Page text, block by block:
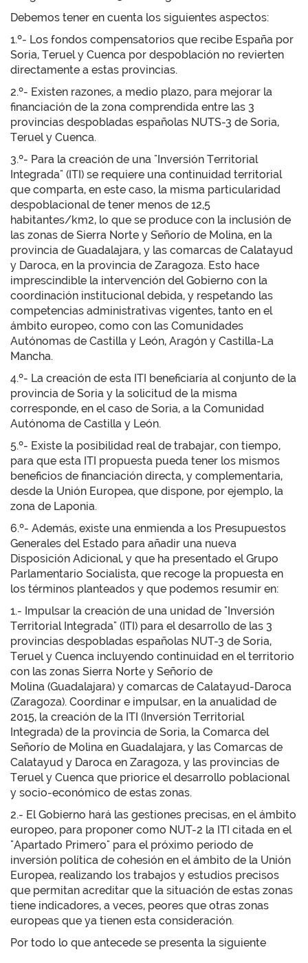
Debemos tener en cuenta los siguientes aspectos:
1.º- Los fondos compensatorios que recibe España por
Soria, Teruel y Cuenca por despoblación no revierten
directamente a estas provincias.
2.º- Existen razones, a medio plazo, para mejorar la
financiación de la zona comprendida entre las 3
provincias despobladas españolas NUTS-3 de Soria,
Teruel y Cuenca.
3.º- Para la creación de una "Inversión Territorial
Integrada" (ITI) se requiere una continuidad territorial
que comparta, en este caso, la misma particularidad
despoblacional de tener menos de 12,5
habitantes/km2, lo que se produce con la inclusión de
las zonas de Sierra Norte y Señorío de Molina, en la
provincia de Guadalajara, y las comarcas de Calatayud
y Daroca, en la provincia de Zaragoza. Esto hace
imprescindible la intervención del Gobierno con la
coordinación institucional debida, y respetando las
competencias administrativas vigentes, tanto en el
ámbito europeo, como con las Comunidades
Autónomas de Castilla y León, Aragón y Castilla-La
Mancha.
4.º- La creación de esta ITI beneficiaría al conjunto de la
provincia de Soria y la solicitud de la misma
corresponde, en el caso de Soria, a la Comunidad
Autónoma de Castilla y León.
5.º- Existe la posibilidad real de trabajar, con tiempo,
para que esta ITI propuesta pueda tener los mismos
beneficios de financiación directa, y complementaria,
desde la Unión Europea, que dispone, por ejemplo, la
zona de Laponia.
6.º- Además, existe una enmienda a los Presupuestos
Generales del Estado para añadir una nueva
Disposición Adicional, y que ha presentado el Grupo
Parlamentario Socialista, que recoge la propuesta en
los términos planteados y que podemos resumir en:
1.- Impulsar la creación de una unidad de "Inversión
Territorial Integrada" (ITI) para el desarrollo de las 3
provincias despobladas españolas NUT-3 de Soria,
Teruel y Cuenca incluyendo continuidad en el territorio
con las zonas Sierra Norte y Señorío de
Molina (Guadalajara) y comarcas de Calatayud-Daroca
(Zaragoza). Coordinar e impulsar, en la anualidad de
2015, la creación de la ITI (Inversión Territorial
Integrada) de la provincia de Soria, la Comarca del
Señorío de Molina en Guadalajara, y las Comarcas de
Calatayud y Daroca en Zaragoza, y las provincias de
Teruel y Cuenca que priorice el desarrollo poblacional
y socio-económico de estas zonas.
2.- El Gobierno hará las gestiones precisas, en el ámbito
europeo, para proponer como NUT-2 la ITI citada en el
"Apartado Primero" para el próximo periodo de
inversión política de cohesión en el ámbito de la Unión
Europea, realizando los trabajos y estudios precisos
que permitan acreditar que la situación de estas zonas
tiene indicadores, a veces, peores que otras zonas
europeas que ya tienen esta consideración.
Por todo lo que antecede se presenta la siguiente